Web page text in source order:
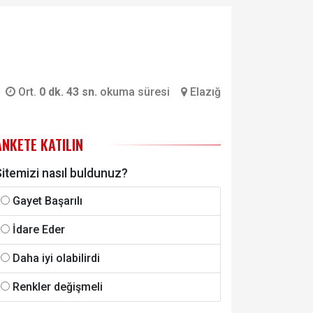
Ort. 0 dk. 43 sn. okuma süresi Elazığ
KATILIN
nasıl buldunuz?
Gayet Başarılı
İdare Eder
Daha iyi olabilirdi
Renkler değişmeli